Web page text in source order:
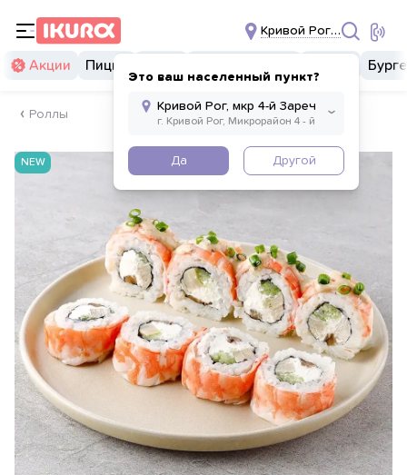
Кривой Рог, мкр 4-й
Это ваш населенный пункт?
Да Другой
Акции Пицца
Роллы
NEW